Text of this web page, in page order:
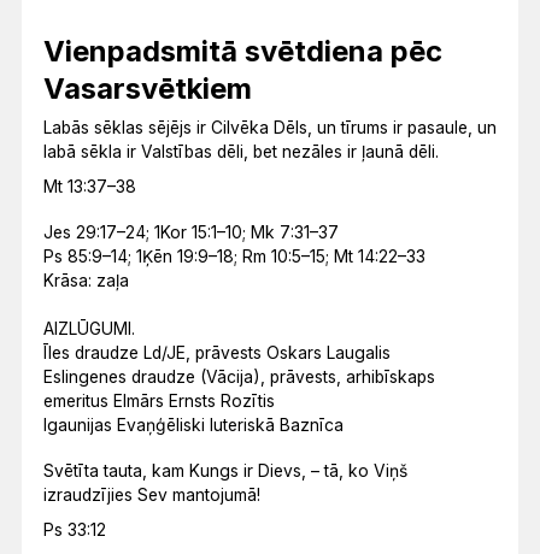
Vienpadsmitā svētdiena pēc
Vasarsvētkiem
Labās sēklas sējējs ir Cilvēka Dēls, un tīrums ir pasaule, un
labā sēkla ir Valstības dēli, bet nezāles ir ļaunā dēli.
Mt 13:37–38
Jes 29:17–24; 1Kor 15:1–10; Mk 7:31–37
Ps 85:9–14; 1Ķēn 19:9–18; Rm 10:5–15; Mt 14:22–33
Krāsa: zaļa
AIZLŪGUMI.
Īles draudze Ld/JE, prāvests Oskars Laugalis
Eslingenes draudze (Vācija), prāvests, arhibīskaps
emeritus Elmārs Ernsts Rozītis
Igaunijas Evaņģēliski luteriskā Baznīca
Svētīta tauta, kam Kungs ir Dievs, – tā, ko Viņš
izraudzījies Sev mantojumā!
Ps 33:12